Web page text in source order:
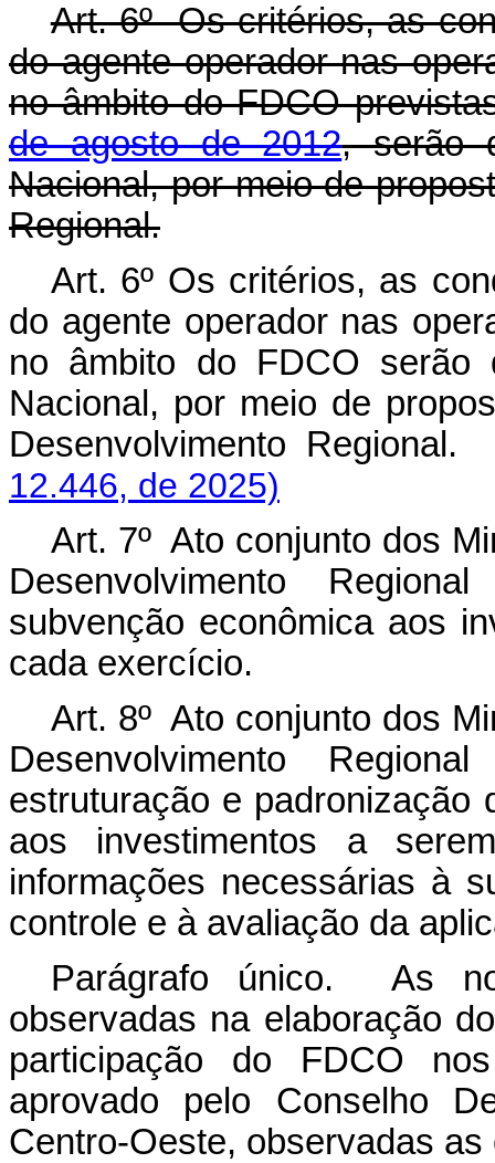
Art. 6º Os critérios, as
do agente operador nas
no âmbito do FDCO
de agosto de 2012, serão
Nacional, por meio de
Regional.
Art. 6º Os critérios, as
do agente operador nas
no âmbito do FDCO serão
Nacional, por meio de
Desenvolvimento
12.446, de 2025)
Art. 7º Ato conjunto dos
Desenvolvimento
subvenção econômica aos
cada exercício.
Art. 8º Ato conjunto dos
Desenvolvimento
estruturação e padronização
aos investimentos a
informações necessárias à
controle e à avaliação da
Parágrafo único. As
observadas na elaboração
participação do FDCO
aprovado pelo Conselho
Centro-Oeste, observadas